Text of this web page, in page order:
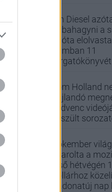
Vin Diesel
abbahagyni a
mióta
iramban 11
forgatókönyvét
Tom Holland
hajlandó
kedvenc
készült
Pókember
letarolta a
első hétvégén
dollárhoz
Vadonatúj